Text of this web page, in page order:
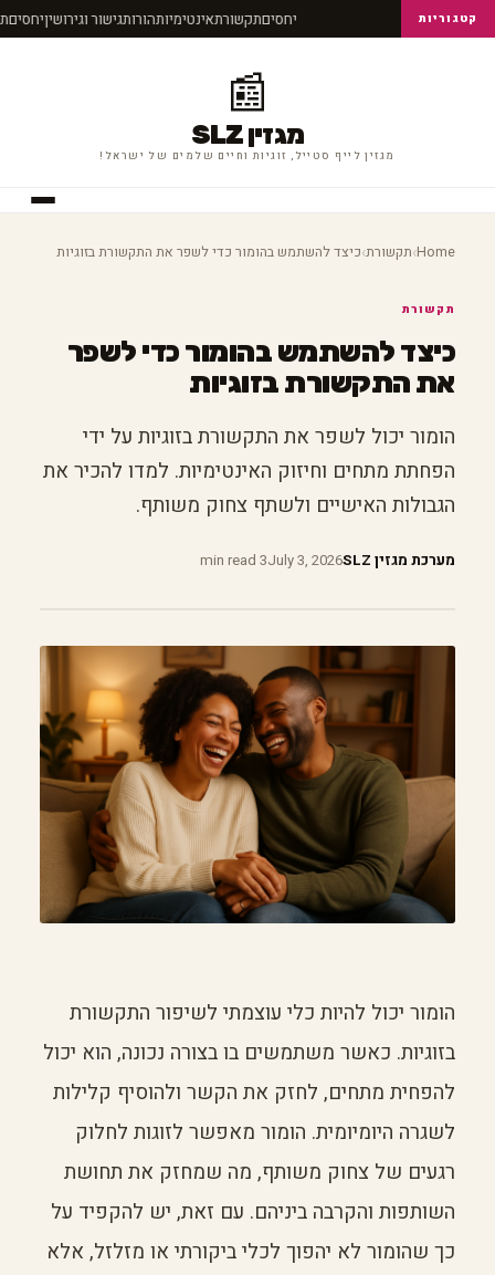
קטגוריות יחסיםתקשורתאינטימיותהורותגישור וגירושיןיחסים
📰
מגזין SLZ
מגזין לייף סטייל, זוגיות וחיים שלמים של ישראל!
Home
›תקשורת›כיצד להשתמש בהומור כדי לשפר את התקשורת בזוגיות
תקשורת
כיצד להשתמש בהומור כדי לשפר
את התקשורת בזוגיות
הומור יכול לשפר את התקשורת בזוגיות על ידי
הפחתת מתחים וחיזוק האינטימיות. למדו להכיר את
הגבולות האישיים ולשתף צחוק משותף.
מערכת מגזין SLZ July 3, 2026
3 min read
הומור יכול להיות כלי עוצמתי לשיפור התקשורת
בזוגיות. כאשר משתמשים בו בצורה נכונה, הוא יכול
להפחית מתחים, לחזק את הקשר ולהוסיף קלילות
לשגרה היומיומית. הומור מאפשר לזוגות לחלוק
רגעים של צחוק משותף, מה שמחזק את תחושת
השותפות והקרבה ביניהם. עם זאת, יש להקפיד על
כך שהומור לא יהפוך לכלי ביקורתי או מזלזל, אלא